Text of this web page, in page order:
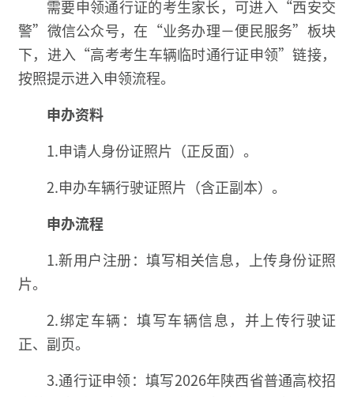
需要申领通行证的考生家长，可进入“西安交
警”微信公众号，在“业务办理－便民服务”板块
下，进入“高考考生车辆临时通行证申领”链接，
按照提示进入申领流程。
申办资料
1.申请人身份证照片（正反面）。
2.申办车辆行驶证照片（含正副本）。
申办流程
1.新用户注册：填写相关信息，上传身份证照
片。
2.绑定车辆：填写车辆信息，并上传行驶证
正、副页。
3.通行证申领：填写2026年陕西省普通高校招